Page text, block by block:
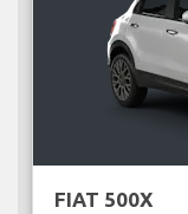
FIAT 500X